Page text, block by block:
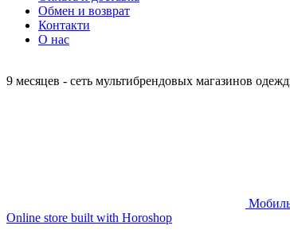
Обмен и возврат
Контакти
О нас
9 месяцев - сеть мультибрендовых магазинов
Online store built with Horoshop